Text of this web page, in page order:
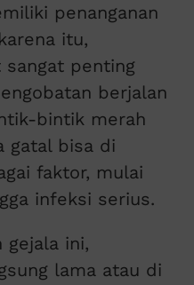
penanganan
itu,
sangat penting
berjalan
bintik merah
gatal bisa di
faktor, mulai
infeksi serius.
gejala ini,
lama atau di